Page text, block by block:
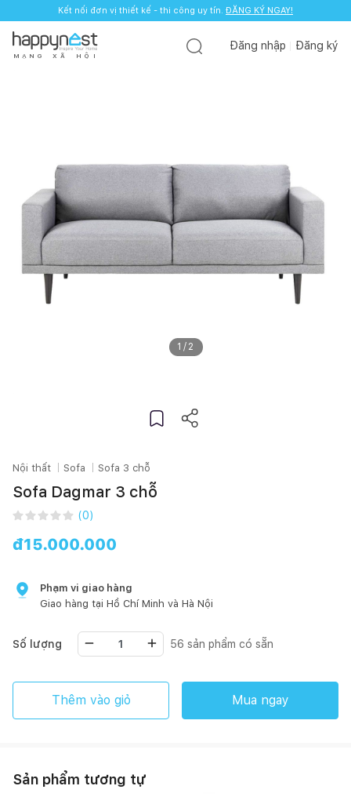
Kết nối đơn vị thiết kế - thi công uy tín. ĐĂNG KÝ NGAY!
M Ạ N G X Ã H Ộ I
Đăng nhập Đăng ký
1 / 2
Nội thất Sofa Sofa 3 chỗ
Sofa Dagmar 3 chỗ
(0)
đ15.000.000
Phạm vi giao hàng
Giao hàng tại Hồ Chí Minh và Hà Nội
Số lượng 56 sản phẩm có sẵn
Thêm vào giỏ Mua ngay
Sản phẩm tương tự